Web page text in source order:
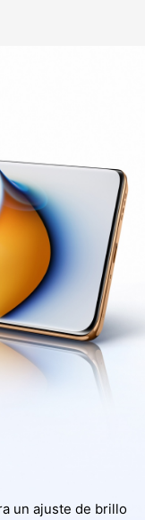
un ajuste de brillo